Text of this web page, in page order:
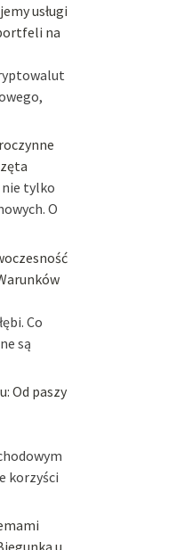
usługi
na
tylko
O
Co
są
Od paszy
korzyści